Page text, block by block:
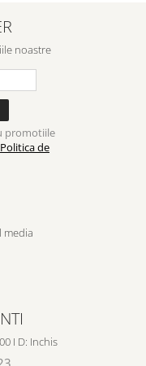
noastre
promotiile
Politica de
media
I D: Inchis